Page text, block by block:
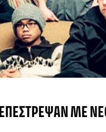
ΕΠΈΣΤΡΕΨΑΝ ΜΕ